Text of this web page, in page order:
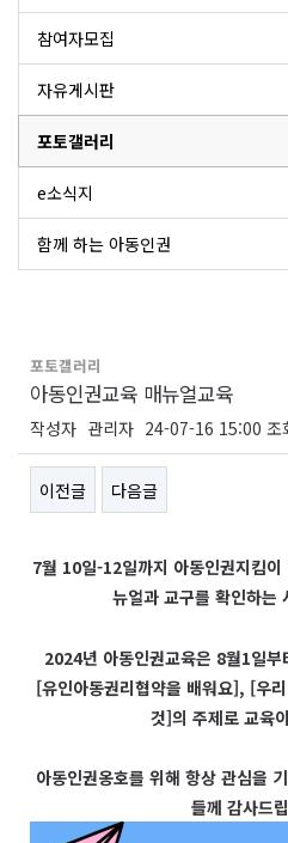
참여자모집
자유게시판
포토갤러리
e소식지
함께 하는 아동인권
포토갤러리
아동인권교육 매뉴얼교육
작성자 관리자 24-07-16 15:00 조
이전글 다음글
본문
7월 10일-12일까지 아동인권지킴
뉴얼과 교구를 확인하는
2024년 아동인권교육은 8월1일
[유인아동권리협약을 배워요], [우
것]의 주제로 교육
아동인권옹호를 위해 항상 관심을
들께 감사드